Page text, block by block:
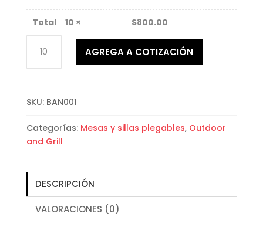
10 × $800.00
plástico
AGREGA A COTIZACIÓN
SKU: BAN001
Categorías: Mesas y sillas plegables, Outdoor
and Grill
DESCRIPCIÓN
VALORACIONES (0)